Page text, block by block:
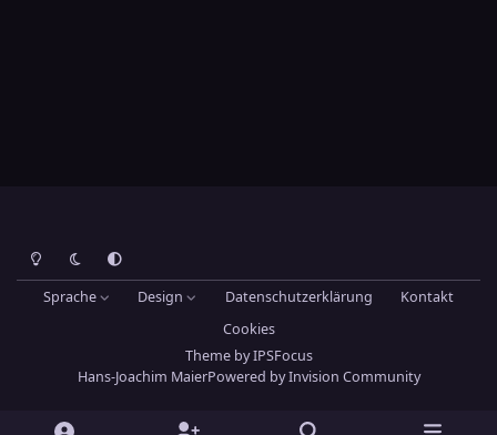
Heller ModusDunkler ModusSystemeinstellung
Sprache Design Datenschutzerklärung
Kontakt
Cookies
ThemebyIPSFocus
Hans-Joachim MaierPowered byInvision Community